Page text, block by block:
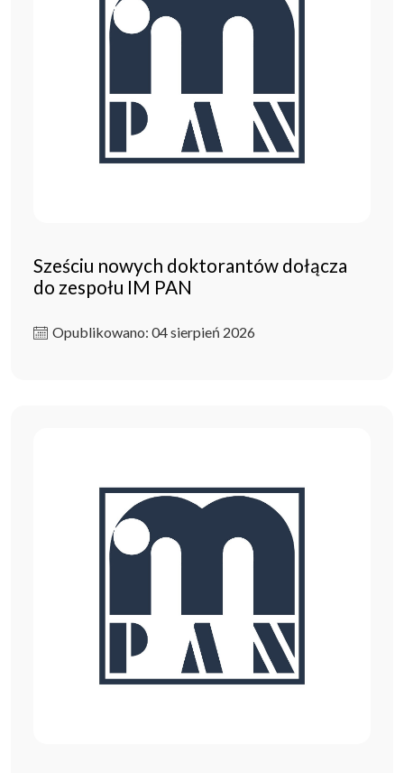
Sześciu nowych doktorantów dołącza
do zespołu IM PAN
Opublikowano: 04 sierpień 2026